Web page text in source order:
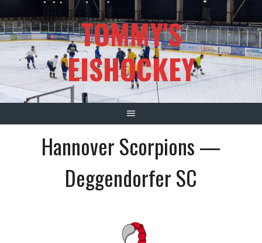
zum
Inhalt
TOMMY'S
EISHOCKEY
Hannover Scorpions —
Deggendorfer SC